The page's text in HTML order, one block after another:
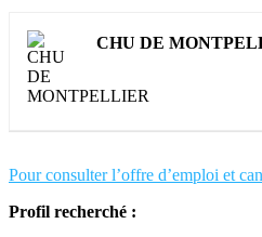
CHU DE
Pour consulter l’offre d’emploi et
Profil recherché :